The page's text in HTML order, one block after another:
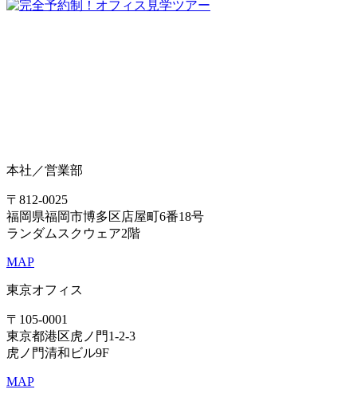
本社／営業部
〒812-0025
福岡県福岡市博多区店屋町6番18号
ランダムスクウェア2階
MAP
東京オフィス
〒105-0001
東京都港区虎ノ門1-2-3
虎ノ門清和ビル9F
MAP